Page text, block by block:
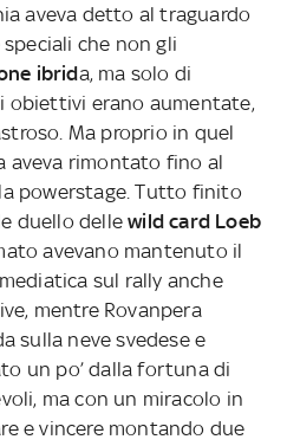
aveva detto al traguardo
che non gli
ibrida, ma solo di
obiettivi erano aumentate,
Ma proprio in quel
aveva rimontato fino al
powerstage. Tutto finito
duello dellewild card Loeb
avevano mantenuto il
sul rally anche
mentre Rovanpera
sulla neve svedese e
un po’ dalla fortuna di
ma con un miracolo in
e vincere montando due